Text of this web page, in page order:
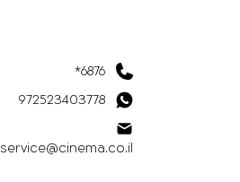
6876*
972523403778
service@cinema.co.il